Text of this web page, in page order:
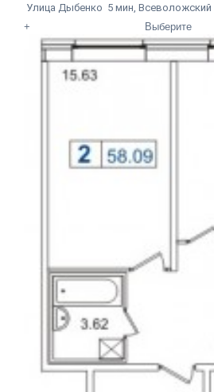
Улица Дыбенко 5 мин, Всеволожский
+